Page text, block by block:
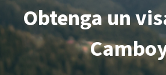
Obtenga un